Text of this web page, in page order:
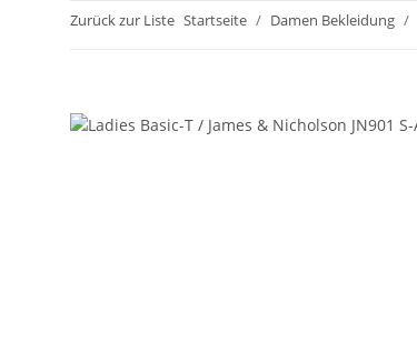
Zurück zur Liste Startseite Damen Bekleidung